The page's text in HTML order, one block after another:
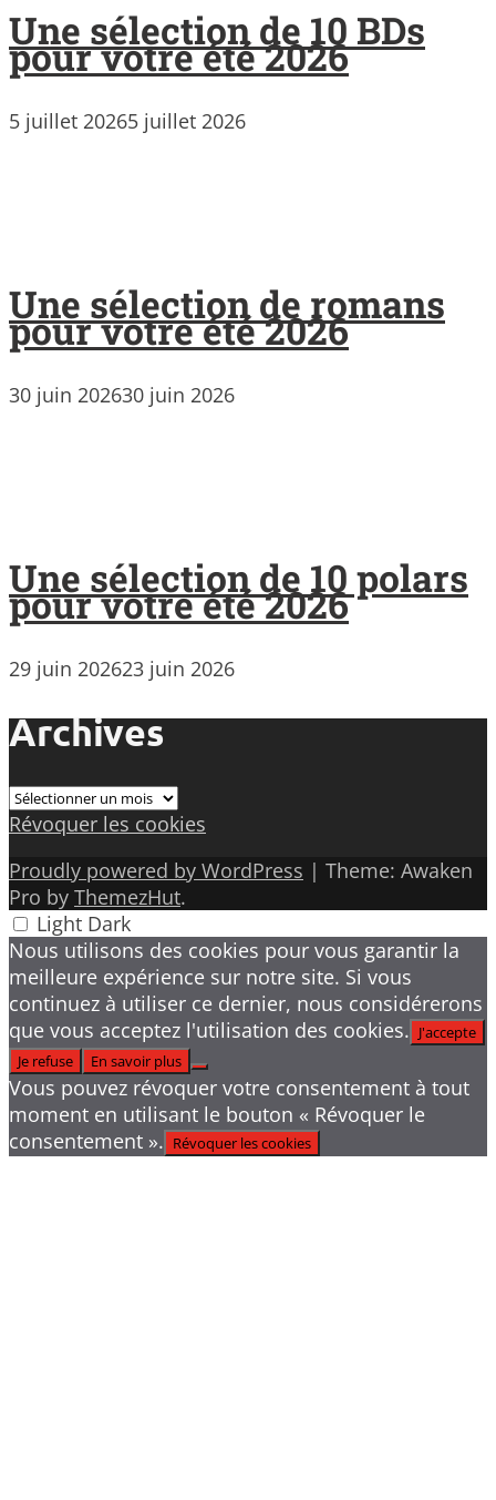
Une sélection de 10 BDs
pour votre été 2026
5 juillet 20265 juillet 2026
Une sélection de romans
pour votre été 2026
30 juin 202630 juin 2026
Une sélection de 10 polars
pour votre été 2026
29 juin 202623 juin 2026
Archives
Archives
Révoquer les cookies
Proudly powered by WordPress | Theme: Awaken
Pro by ThemezHut.
Light Dark
Nous utilisons des cookies pour vous garantir la
meilleure expérience sur notre site. Si vous
continuez à utiliser ce dernier, nous considérerons
que vous acceptez l'utilisation des cookies. J'accepte
Je refuse
En savoir plus
Vous pouvez révoquer votre consentement à tout
moment en utilisant le bouton « Révoquer le
consentement ». Révoquer les cookies